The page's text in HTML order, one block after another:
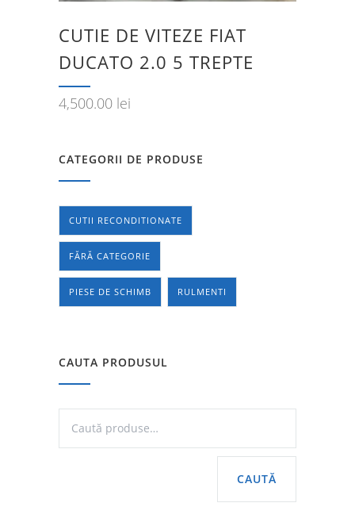
CUTIE DE VITEZE FIAT
DUCATO 2.0 5 TREPTE
4,500.00 lei
CATEGORII DE PRODUSE
CUTII RECONDITIONATE
FĂRĂ CATEGORIE
PIESE DE SCHIMB RULMENTI
CAUTA PRODUSUL
CAUTĂ